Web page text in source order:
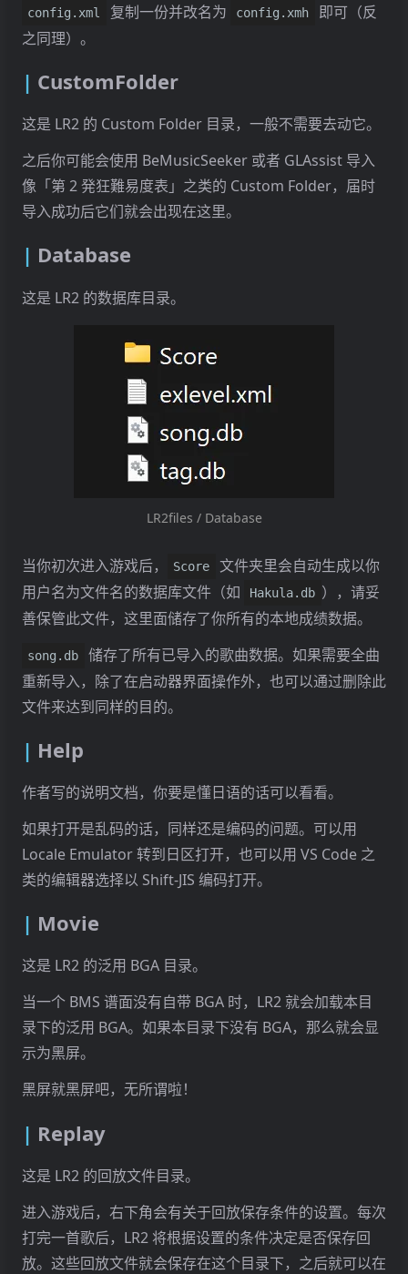
config.xml 复制一份并改名为 config.xmh
即可（反
之同理）。
CustomFolder
这是 LR2 的 Custom Folder 目录，一般不需要去动它。
之后你可能会使用 BeMusicSeeker 或者 GLAssist 导入
像「第 2 発狂難易度表」之类的 Custom Folder，届时
导入成功后它们就会出现在这里。
Database
这是 LR2 的数据库目录。
LR2files / Database
当你初次进入游戏后， Score
文件夹里会自动生成以你
用户名为文件名的数据库文件（如
Hakula.db ），请妥
善保管此文件，这里面储存了你所有的本地成绩数据。
song.db
储存了所有已导入的歌曲数据。如果需要全曲
重新导入，除了在启动器界面操作外，也可以通过删除此
文件来达到同样的目的。
Help
作者写的说明文档，你要是懂日语的话可以看看。
如果打开是乱码的话，同样还是编码的问题。可以用
Locale Emulator 转到日区打开，也可以用 VS Code 之
类的编辑器选择以 Shift-JIS 编码打开。
Movie
这是 LR2 的泛用 BGA 目录。
当一个 BMS 谱面没有自带 BGA 时，LR2 就会加载本目
录下的泛用 BGA。如果本目录下没有 BGA，那么就会显
示为黑屏。
黑屏就黑屏吧，无所谓啦！
Replay
这是 LR2 的回放文件目录。
进入游戏后，右下角会有关于回放保存条件的设置。每次
打完一首歌后，LR2 将根据设置的条件决定是否保存回
放。这些回放文件就会保存在这个目录下，之后就可以在